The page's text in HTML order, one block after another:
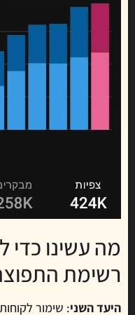
מה עשינו
רשימת
היעד השני: שימור